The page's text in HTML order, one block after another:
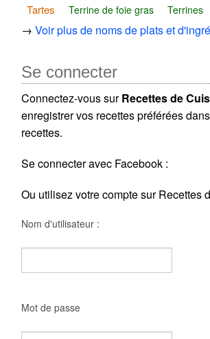
Tartes Terrine de foie gras Terrines
→Voir plus de noms de plats et
Se connecter
Connectez-vous surRecettes de
enregistrer vos recettes préférées
recettes.
Se connecter avec Facebook :
Ou utilisez votre compte sur Recettes
Nom d'utilisateur :
Mot de passe